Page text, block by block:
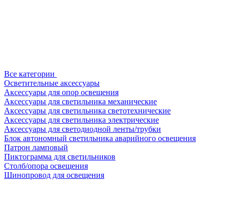
Все категории
Осветительные аксессуары
Аксессуары для опор освещения
Аксессуары для светильника механические
Аксессуары для светильника светотехнические
Аксессуары для светильника электрические
Аксессуары для светодиодной ленты/трубки
Блок автономный светильника аварийного освещения
Патрон ламповый
Пиктограмма для светильников
Столб/опора освещения
Шинопровод для освещения